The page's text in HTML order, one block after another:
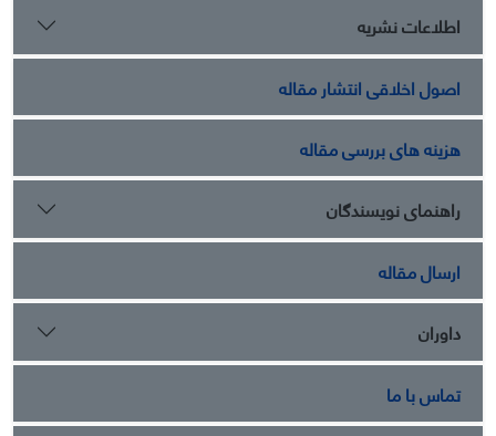
اطلاعات نشریه
اصول اخلاقی انتشار مقاله
هزینه های بررسی مقاله
راهنمای نویسندگان
ارسال مقاله
داوران
تماس با ما